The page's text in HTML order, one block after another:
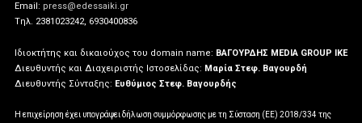
Email: press@edessaiki.gr
Tηλ. 2381023242, 6930400836
Ιδιοκτήτης και δικαιούχος του domain name: ΒΑΓΟΥΡΔΗΣ MEDIA GROUP IKE
Διευθυντής και Διαχειριστής Ιστοσελίδας: Μαρία Στεφ. Βαγουρδή
Διευθυντής Σύνταξης: Ευθύμιος Στεφ. Βαγουρδής
Η επιχείρηση έχει υπογράψει δήλωση συμμόρφωσης με τη Σύσταση (ΕΕ) 2018/334 της